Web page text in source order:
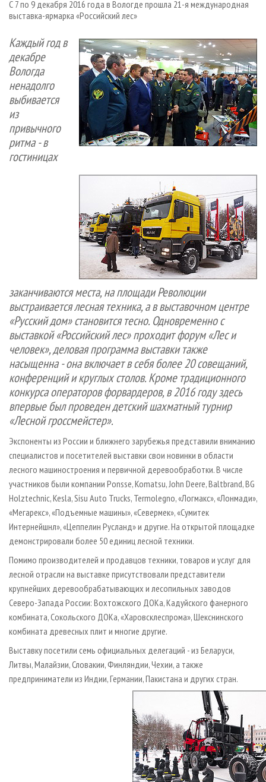
СУШКА ДРЕВЕСИНЫ
ДЕРЕВЯННОЕ ДОМОСТРОЕНИЕ
ПРОИЗВОДСТВО МЕБЕЛИ
БИОЭНЕРГЕТИКА
ЦБП
ИНСТРУМЕНТ И МАТЕРИАЛЫ
ПЕРСОНЫ
ОФИЦИАЛЬНЫЕ ДЕЛЕГАЦИИ
ПРИОРИТЕТНЫЕ ИНВЕСТПРОЕКТЫ
RUSSIAN FORESTRY REVIEW
ГАЗЕТА ЛЕСПРОМФОРУМ
БИБЛИОТЕКА СПЕЦИАЛИСТА
КОНТАКТЫ
РЕКЛАМА
С 7 по 9 декабря 2016 года в Вологде прошла 21-я международная
выставка-ярмарка «Российский лес»
Каждый год в
декабре
Вологда
ненадолго
выбивается
из
привычного
ритма - в
гостиницах
заканчиваются места, на площади Революции
выстраивается лесная техника, а в выставочном центре
«Русский дом» становится тесно. Одновременно с
выставкой «Российский лес» проходит форум «Лес и
человек», деловая программа выставки также
насыщенна - она включает в себя более 20 совещаний,
конференций и круглых столов. Кроме традиционного
конкурса операторов форвардеров, в 2016 году здесь
впервые был проведен детский шахматный турнир
«Лесной гроссмейстер».
Экспоненты из России и ближнего зарубежья представили вниманию
специалистов и посетителей выставки свои новинки в области
лесного машиностроения и первичной деревообработки. В числе
участников были компании Ponsse, Komatsu, John Deere, Baltbrand, BG
Holztechnic, Kesla, Sisu Auto Trucks, Termolegno, «Логмакс», «Лонмади»,
«Мегарекс», «Подъемные машины», «Севермек», «Сумитек
Интернейшнл», «Цеппелин Русланд» и другие. На открытой площадке
демонстрировали более 50 единиц лесной техники.
Помимо производителей и продавцов техники, товаров и услуг для
лесной отрасли на выставке присутствовали представители
крупнейших деревообрабатывающих и лесопильных заводов
Северо-Запада России: Вохтожского ДОКа, Кадуйского фанерного
комбината, Сокольского ДОКа, «Харовсклеспрома», Шекснинского
комбината древесных плит и многие другие.
Выставку посетили семь официальных делегаций - из Беларуси,
Литвы, Малайзии, Словакии, Финляндии, Чехии, а также
предприниматели из Индии, Германии, Пакистана и других стран.